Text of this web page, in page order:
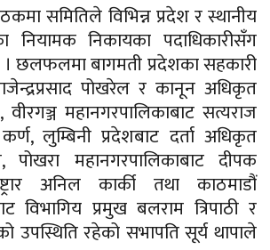
समितिले विभिन्न प्रदेश र स्थानीय
नियामक निकायका पदाधिकारीसँग
बागमती प्रदेशका सहकारी
राजेन्द्रप्रसाद पोखरेल र कानून अधिकृत
महानगरपालिकाबाट सत्यराज
लुम्बिनी प्रदेशबाट दर्ता अधिकृत
पोखरा महानगरपालिकाबाट दीपक
अनिल कार्की तथा काठमाडौं
विभागिय प्रमुख बलराम त्रिपाठी र
उपस्थिति रहेको सभापति सूर्य थापाले